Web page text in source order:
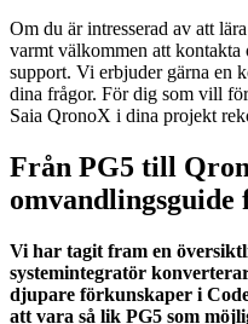
Om du är intresserad av att
varmt välkommen att kontakta
support. Vi erbjuder gärna en
dina frågor. För dig som vill
Saia QronoX i dina projekt
Från PG5 till
Vi har tagit fram en
systemintegratör
djupare förkunskaper i
att vara så lik PG5 som